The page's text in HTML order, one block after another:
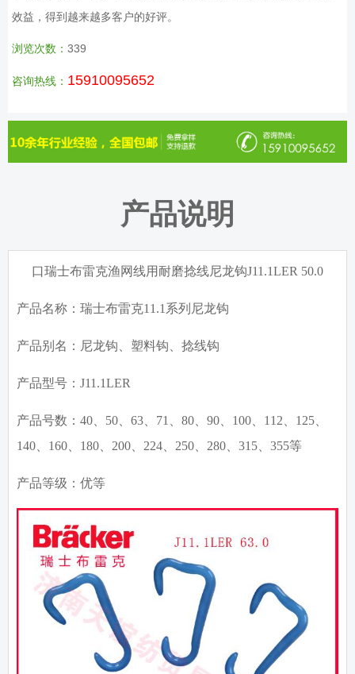
效益，得到越来越多客户的好评。
浏览次数： 339
咨询热线： 15910095652
产品说明
口瑞士布雷克渔网线用耐磨捻线尼龙钩J11.1LER 50.0
产品名称：瑞士布雷克11.1系列尼龙钩
产品别名：尼龙钩、塑料钩、捻线钩
产品型号：J11.1LER
产品号数：40、50、63、71、80、90、100、112、125、
140、160、180、200、224、250、280、315、355等
产品等级：优等